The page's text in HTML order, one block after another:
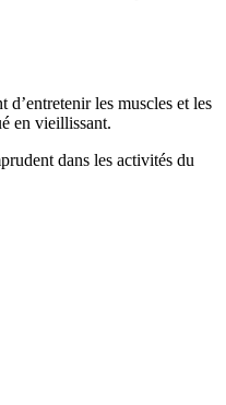
les muscles et les
en vieillissant.
dans les activités du